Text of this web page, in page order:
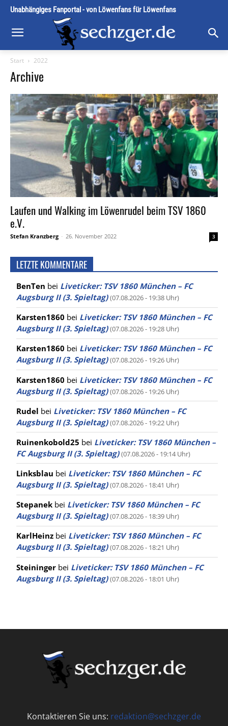
Unabhängiges Fanportal - von Löwenfans für Löwenfans
Start 2022
Archive
Laufen und Walking im Löwenrudel beim TSV 1860
e.V.
Stefan Kranzberg - 26. November 2022 3
LETZTE KOMMENTARE
BenTen bei Liveticker: TSV 1860 München – FC
Augsburg II (3. Spieltag) (07.08.2026 - 19:38 Uhr)
Karsten1860 bei Liveticker: TSV 1860 München – FC
Augsburg II (3. Spieltag) (07.08.2026 - 19:28 Uhr)
Karsten1860 bei Liveticker: TSV 1860 München – FC
Augsburg II (3. Spieltag) (07.08.2026 - 19:26 Uhr)
Karsten1860 bei Liveticker: TSV 1860 München – FC
Augsburg II (3. Spieltag) (07.08.2026 - 19:26 Uhr)
Rudel bei Liveticker: TSV 1860 München – FC
Augsburg II (3. Spieltag) (07.08.2026 - 19:22 Uhr)
Ruinenkobold25 bei Liveticker: TSV 1860 München –
FC Augsburg II (3. Spieltag) (07.08.2026 - 19:14 Uhr)
Linksblau bei Liveticker: TSV 1860 München – FC
Augsburg II (3. Spieltag) (07.08.2026 - 18:41 Uhr)
Stepanek bei Liveticker: TSV 1860 München – FC
Augsburg II (3. Spieltag) (07.08.2026 - 18:39 Uhr)
KarlHeinz bei Liveticker: TSV 1860 München – FC
Augsburg II (3. Spieltag) (07.08.2026 - 18:21 Uhr)
Steininger bei Liveticker: TSV 1860 München – FC
Augsburg II (3. Spieltag) (07.08.2026 - 18:01 Uhr)
Kontaktieren Sie uns: redaktion@sechzger.de